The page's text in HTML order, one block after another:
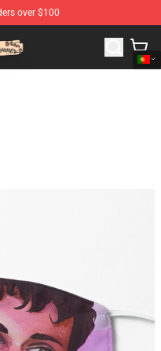
over $100
Kurtis Conner Merchandise